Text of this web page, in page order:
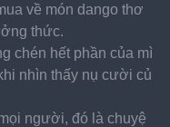
về món dango thơ
thức.
chén hết phần của mì
nhìn thấy nụ cười củ
người, đó là chuyệ